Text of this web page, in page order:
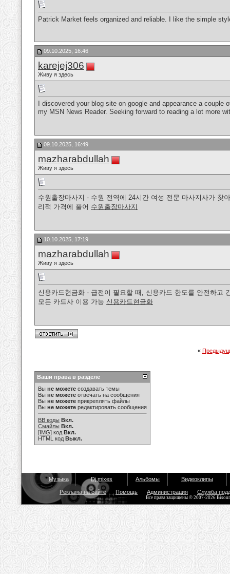
Patrick Market feels organized and reliable. I like the simple
09.10.2025, 16:46
karejej306
Живу я здесь
I discovered your blog site on google and appearance a
my MSN News Reader. Seeking forward to reading a lot more
09.10.2025, 16:49
mazharabdullah
Живу я здесь
수원출장마사지 - 수원 전역에 24시간 여성 전문 마사지사가
리적 가격에 풀어 수원출장마사지
10.10.2025, 17:19
mazharabdullah
Живу я здесь
신용카드현금화 - 급전이 필요할 때, 신용카드 한도를 안전하고
모든 카드사 이용 가능 신용카드현금화
«
Ваши права в разделе
Вы не можете создавать темы
Вы не можете отвечать на сообщения
Вы не можете прикреплять файлы
Вы не можете редактировать сообщения
BB коды Вкл.
Смайлы Вкл.
[IMG] код Вкл.
HTML код Выкл.
Музыка Dj mixes Альбомы Видеоклипы
Реклама на сайте Помощь Администрация Служба
Все права защищены © 2007-2026